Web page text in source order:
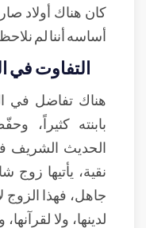
كان هناك أولاد
أساسه أننا لم
التفاوت في
هناك تفاضل في
بابنته كثيراً،
الحديث الشريف
نقية، يأتيها زوج
جاهل، فهذا الزوج
لدينها، ولا